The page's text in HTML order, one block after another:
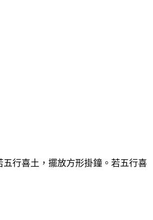
行喜土，擺放方形掛鐘。若五行喜